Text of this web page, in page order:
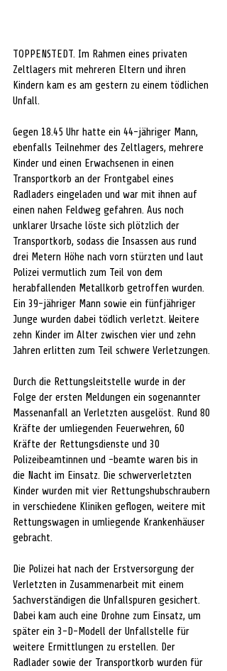
TOPPENSTEDT. Im Rahmen eines privaten
Zeltlagers mit mehreren Eltern und ihren
Kindern kam es am gestern zu einem tödlichen
Unfall.
Gegen 18.45 Uhr hatte ein 44-jähriger Mann,
ebenfalls Teilnehmer des Zeltlagers, mehrere
Kinder und einen Erwachsenen in einen
Transportkorb an der Frontgabel eines
Radladers eingeladen und war mit ihnen auf
einen nahen Feldweg gefahren. Aus noch
unklarer Ursache löste sich plötzlich der
Transportkorb, sodass die Insassen aus rund
drei Metern Höhe nach vorn stürzten und laut
Polizei vermutlich zum Teil von dem
herabfallenden Metallkorb getroffen wurden.
Ein 39-jähriger Mann sowie ein fünfjähriger
Junge wurden dabei tödlich verletzt. Weitere
zehn Kinder im Alter zwischen vier und zehn
Jahren erlitten zum Teil schwere Verletzungen.
Durch die Rettungsleitstelle wurde in der
Folge der ersten Meldungen ein sogenannter
Massenanfall an Verletzten ausgelöst. Rund 80
Kräfte der umliegenden Feuerwehren, 60
Kräfte der Rettungsdienste und 30
Polizeibeamtinnen und -beamte waren bis in
die Nacht im Einsatz. Die schwerverletzten
Kinder wurden mit vier Rettungshubschraubern
in verschiedene Kliniken geflogen, weitere mit
Rettungswagen in umliegende Krankenhäuser
gebracht.
Die Polizei hat nach der Erstversorgung der
Verletzten in Zusammenarbeit mit einem
Sachverständigen die Unfallspuren gesichert.
Dabei kam auch eine Drohne zum Einsatz, um
später ein 3-D-Modell der Unfallstelle für
weitere Ermittlungen zu erstellen. Der
Radlader sowie der Transportkorb wurden für